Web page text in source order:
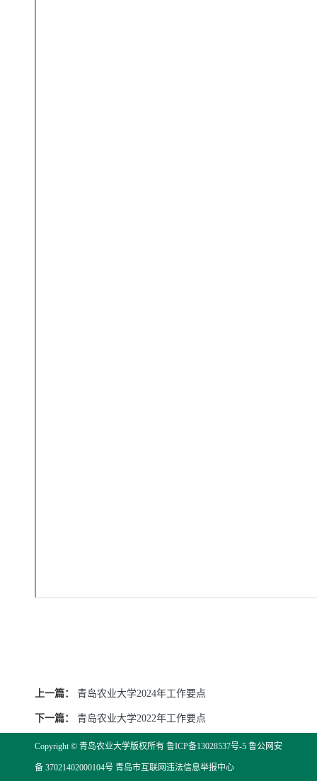
上一篇： 青岛农业大学2024年工作要点
下一篇： 青岛农业大学2022年工作要点
Copyright © 青岛农业大学版权所有 鲁ICP备13028537号-5 鲁公网安
备 37021402000104号 青岛市互联网违法信息举报中心